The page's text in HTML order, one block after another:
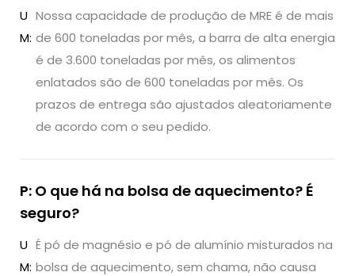
U
M:
Nossa capacidade de produção de MRE é de mais
de 600 toneladas por mês, a barra de alta energia
é de 3.600 toneladas por mês, os alimentos
enlatados são de 600 toneladas por mês. Os
prazos de entrega são ajustados aleatoriamente
de acordo com o seu pedido.
P: O que há na bolsa de aquecimento? É
seguro?
U
M:
É pó de magnésio e pó de alumínio misturados na
bolsa de aquecimento, sem chama, não causa